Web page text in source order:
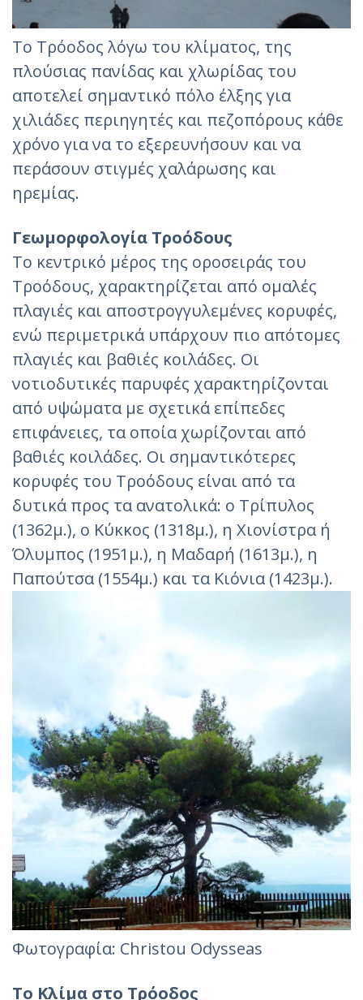
Το Τρόοδος λόγω του κλίματος, της
πλούσιας πανίδας και χλωρίδας του
αποτελεί σημαντικό πόλο έλξης για
χιλιάδες περιηγητές και πεζοπόρους κάθε
χρόνο για να το εξερευνήσουν και να
περάσουν στιγμές χαλάρωσης και
ηρεμίας.
Γεωμορφολογία Τροόδους
Το κεντρικό μέρος της οροσειράς του
Τροόδους, χαρακτηρίζεται από ομαλές
πλαγιές και αποστρογγυλεμένες κορυφές,
ενώ περιμετρικά υπάρχουν πιο απότομες
πλαγιές και βαθιές κοιλάδες. Οι
νοτιοδυτικές παρυφές χαρακτηρίζονται
από υψώματα με σχετικά επίπεδες
επιφάνειες, τα οποία χωρίζονται από
βαθιές κοιλάδες. Οι σημαντικότερες
κορυφές του Τροόδους είναι από τα
δυτικά προς τα ανατολικά: ο Τρίπυλος
(1362μ.), ο Κύκκος (1318μ.), η Χιονίστρα ή
Όλυμπος (1951μ.), η Μαδαρή (1613μ.), η
Παπούτσα (1554μ.) και τα Κιόνια (1423μ.).
Φωτογραφία: Christou Odysseas
Το Κλίμα στο Τρόοδος